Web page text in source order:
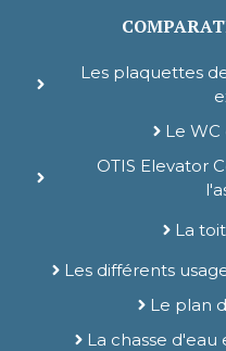
Les plaquettes
Le WC
OTIS Elevator
La
Les différents
Le plan
La chasse